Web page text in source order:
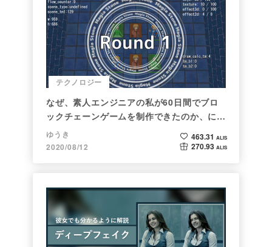
テクノロジー
なぜ、素人エンジニアの私が60日間でブロ
ックチェーンゲームを制作できたのか、につ
いて語ってみた
ゆうき
2020/08/12
463.31 ALIS
270.93 ALIS